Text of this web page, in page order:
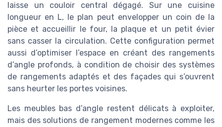
laisse un couloir central dégagé. Sur une cuisine
longueur en L, le plan peut envelopper un coin de la
pièce et accueillir le four, la plaque et un petit évier
sans casser la circulation. Cette configuration permet
aussi d’optimiser l’espace en créant des rangements
d’angle profonds, à condition de choisir des systèmes
de rangements adaptés et des façades qui s’ouvrent
sans heurter les portes voisines.
Les meubles bas d’angle restent délicats à exploiter,
mais des solutions de rangement modernes comme les